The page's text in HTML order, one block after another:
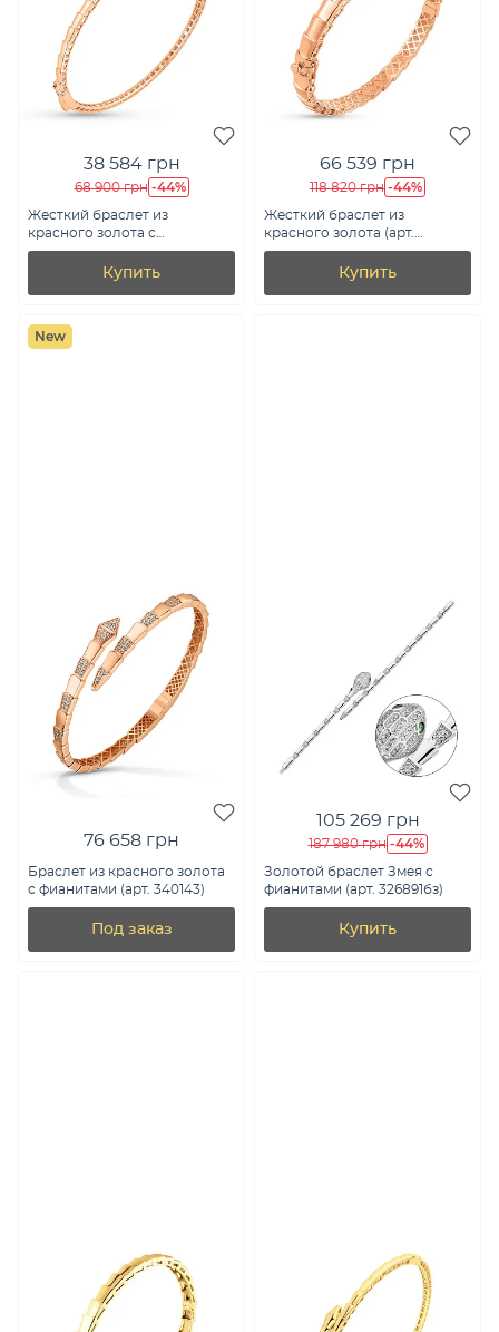
38 584 грн
68 900 грн -44%
Жесткий браслет из
красного золота с
фианитами (арт. 3261297)
Купить
66 539 грн
118 820 грн -44%
Жесткий браслет из
красного золота (арт.
3261230м)
Купить
New
76 658 грн
Браслет из красного золота
с фианитами (арт. 340143)
Под заказ
105 269 грн
187 980 грн -44%
Золотой браслет Змея с
фианитами (арт. 326891бз)
Купить